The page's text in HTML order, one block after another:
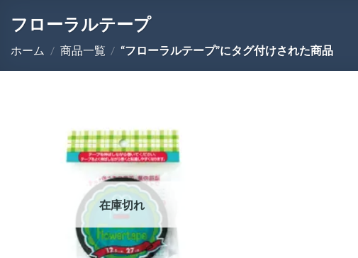
フローラルテープ
ホーム / 商品一覧 / “フローラルテープ”にタグ付けされた商品
在庫切れ